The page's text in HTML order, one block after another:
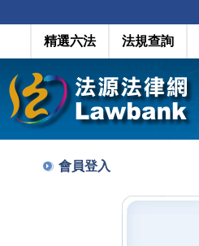
精選六法 法規查詢
會員登入